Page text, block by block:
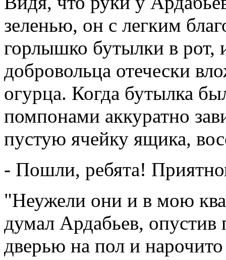
зеленью, он с легким
горлышко бутылки в рот,
добровольца отечески
огурца. Когда бутылка
помпонами аккуратно
пустую ячейку ящика,
- Пошли, ребята!
"Неужели они и в мою
думал Ардабьев, опустив
дверью на пол и